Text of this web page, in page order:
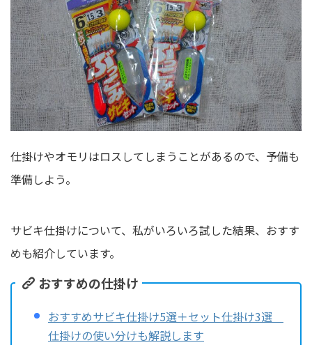
仕掛けやオモリはロスしてしまうことがあるので、予備も
準備しよう。
サビキ仕掛けについて、私がいろいろ試した結果、おすす
めも紹介しています。
おすすめの仕掛け
おすすめサビキ仕掛け5選＋セット仕掛け3選
仕掛けの使い分けも解説します